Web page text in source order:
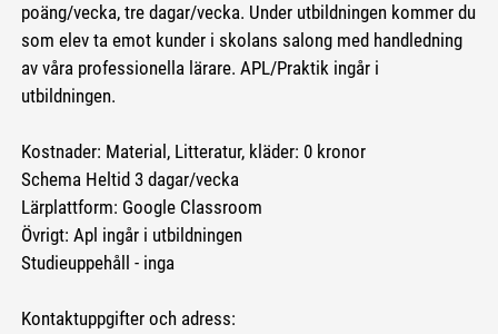
poäng/vecka, tre dagar/vecka. Under utbildningen kommer du
som elev ta emot kunder i skolans salong med handledning
av våra professionella lärare. APL/Praktik ingår i
utbildningen.
Kostnader: Material, Litteratur, kläder: 0 kronor
Schema Heltid 3 dagar/vecka
Lärplattform: Google Classroom
Övrigt: Apl ingår i utbildningen
Studieuppehåll - inga
Kontaktuppgifter och adress: